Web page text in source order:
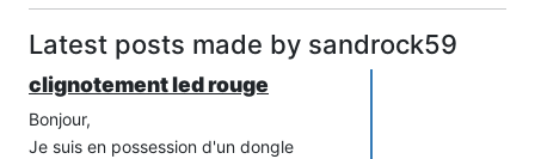
Latest posts made by sandrock59
clignotement led rouge
Bonjour,
Je suis en possession d'un dongle